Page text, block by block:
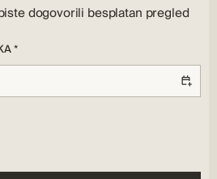
dogovorili besplatan pregled
*